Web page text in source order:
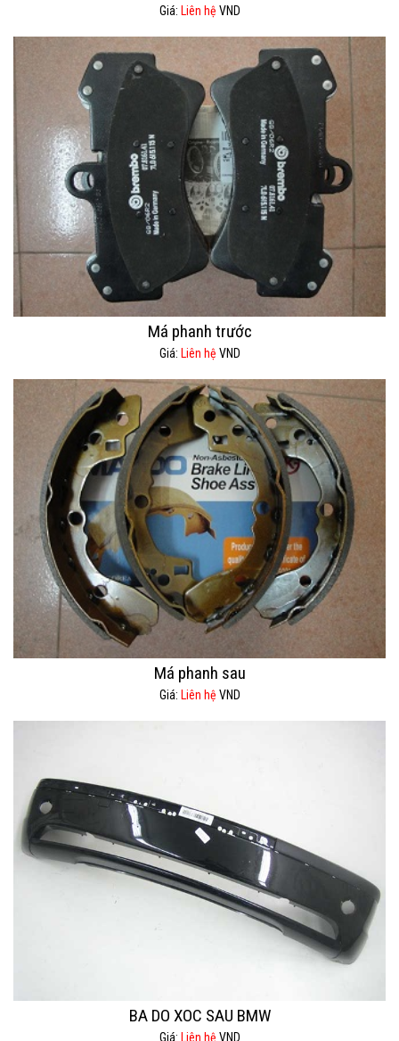
Giá: Liên hệ VND
Má phanh trước
Giá: Liên hệ VND
Má phanh sau
Giá: Liên hệ VND
BA DO XOC SAU BMW
Giá: Liên hệ VND